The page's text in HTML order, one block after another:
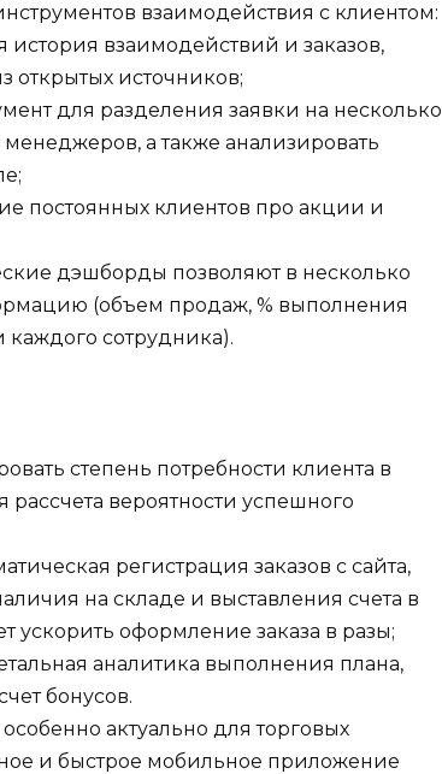
взаимодействия с клиентом:
история взаимодействий и заказов,
открытых источников;
для разделения заявки на несколько
менеджеров, а также анализировать
постоянных клиентов про акции и
дэшборды позволяют в несколько
(объем продаж, % выполнения
сотрудника).
степень потребности клиента в
вероятности успешного
регистрация заказов с сайта,
на складе и выставления счета в
ускорить оформление заказа в разы;
аналитика выполнения плана,
бонусов.
особенно актуально для торговых
и быстрое мобильное приложение